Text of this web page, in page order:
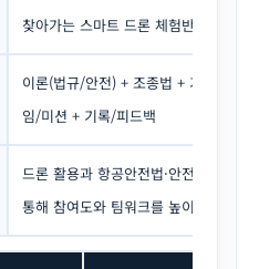
찾아가는 스마트 드론 체험반
이론(법규/안전) + 조종법 + 기초비행 +
임/미션 + 기록/피드백
드론 활용과 항공안전법·안전교육을
통해 참여도와 팀워크를 높이며, 기록·